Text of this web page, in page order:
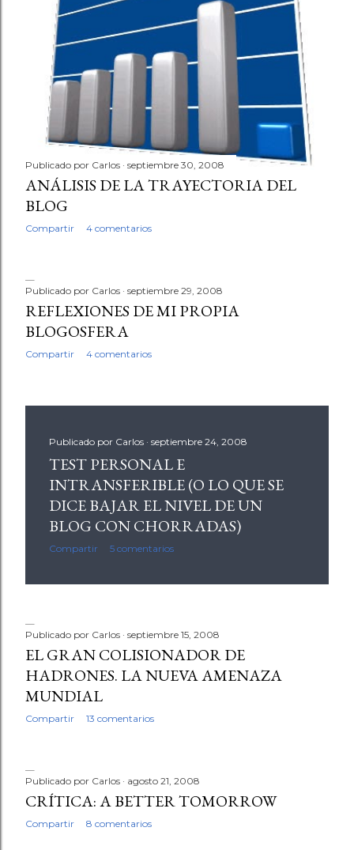
Publicado por Carlos septiembre 30, 2008
ANÁLISIS DE LA TRAYECTORIA DEL
BLOG
Compartir 4 comentarios
Publicado por Carlos septiembre 29, 2008
REFLEXIONES DE MI PROPIA
BLOGOSFERA
Compartir 4 comentarios
Publicado por Carlos septiembre 24, 2008
TEST PERSONAL E
INTRANSFERIBLE (O LO QUE SE
DICE BAJAR EL NIVEL DE UN
BLOG CON CHORRADAS)
Compartir 5 comentarios
Publicado por Carlos septiembre 15, 2008
EL GRAN COLISIONADOR DE
HADRONES. LA NUEVA AMENAZA
MUNDIAL
Compartir 13 comentarios
Publicado por Carlos agosto 21, 2008
CRÍTICA: A BETTER TOMORROW
Compartir 8 comentarios